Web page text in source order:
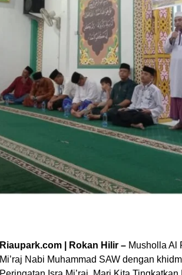
Riaupark.com | Rokan Hilir – Musholla Al
Mi’raj Nabi Muhammad SAW dengan